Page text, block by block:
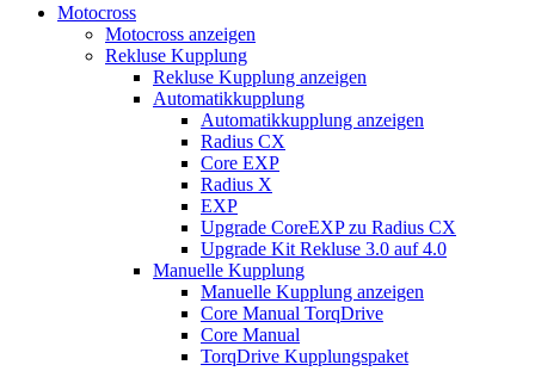
Motocross
Motocross anzeigen
Rekluse Kupplung
Rekluse Kupplung anzeigen
Automatikkupplung
Automatikkupplung anzeigen
Radius CX
Core EXP
Radius X
EXP
Upgrade CoreEXP zu Radius CX
Upgrade Kit Rekluse 3.0 auf 4.0
Manuelle Kupplung
Manuelle Kupplung anzeigen
Core Manual TorqDrive
Core Manual
TorqDrive Kupplungspaket